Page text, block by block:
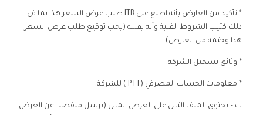
* تأكيد من العارض بأنه اطلع على ITB طلب عرض السعر هذا بما في
ذلك كتيب الشروط الفنية وأنه يقبله (يجب توقيع طلب عرض السعر
هذا وختمه من العارض).
* وثائق تسجيل الشركة.
* معلومات الحساب المصرفي (PTT ) للشركة.
ب – يحتوي الملف الثاني على العرض المالي (يرسل منفصلا عن العرض